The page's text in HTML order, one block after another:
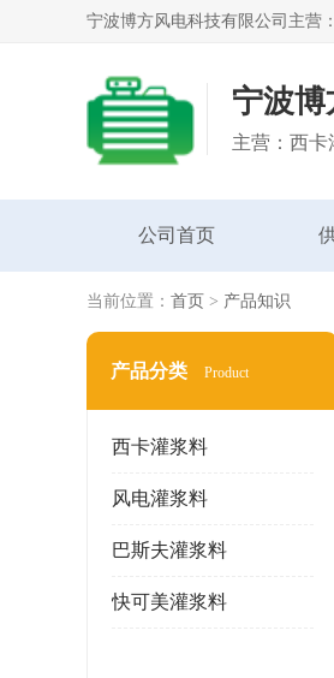
宁波博
公司首页
当前位置： 首页 > 产品知识
产品分类 Product
西卡灌浆料
风电灌浆料
巴斯夫灌浆料
快可美灌浆料